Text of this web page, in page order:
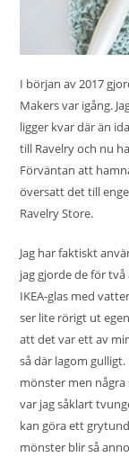
I början av 2017
Makers var igång.
ligger kvar där än
till Ravelry och nu
Förväntan att
översatt det till
Ravelry Store.
Jag har faktiskt
jag gjorde de för
IKEA-glas med
ser lite rörigt ut
att det var ett av
så där lagom
mönster men
var jag såklart
kan göra ett
mönster blir så